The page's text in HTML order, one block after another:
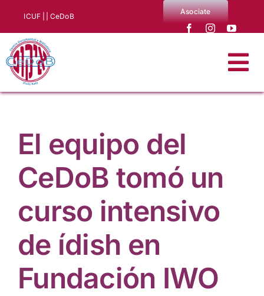
contenido
ICUF | | CeDoB
Asociate
Noticias
Producciones CeDoB
Biblioteca y archivo
El equipo del
CeDoB tomó un
curso intensivo
de ídish en
Fundación IWO